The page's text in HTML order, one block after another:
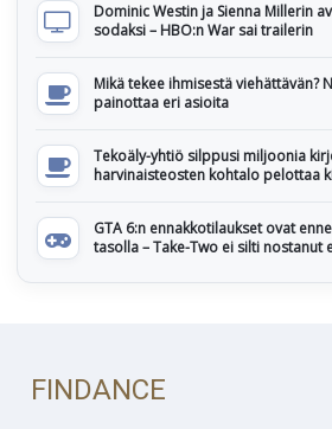
Dominic Westin ja Sienna Millerin
sodaksi – HBO:n War sai trailerin
Mikä tekee ihmisestä viehättävän?
painottaa eri asioita
Tekoäly-yhtiö silppusi miljoonia
harvinaisteosten kohtalo pelottaa
GTA 6:n ennakkotilaukset ovat
tasolla – Take-Two ei silti nostanut
FINDANCE